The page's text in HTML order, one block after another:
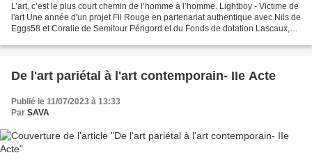
L’art, c’est le plus court chemin de l’homme à l’homme. Lightboy - Victime de
l'art Une année d'un projet Fil Rouge en partenariat authentique avec Nils de
Eggs58 et Coralie de Semitour Périgord et du Fonds de dotation Lascaux,
De l'art pariétal à l'art contemporain- IIe Acte
Publié le 11/07/2023 à 13:33
Par SAVA